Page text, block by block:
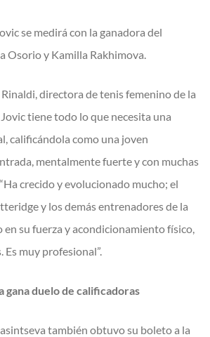
se medirá con la ganadora del
Osorio y Kamilla Rakhimova.
directora de tenis femenino de la
tiene todo lo que necesita una
calificándola como una joven
mentalmente fuerte y con muchas
crecido y evolucionado mucho; el
y los demás entrenadores de la
en su fuerza y acondicionamiento físico,
muy profesional”.
gana duelo de calificadoras
también obtuvo su boleto a la